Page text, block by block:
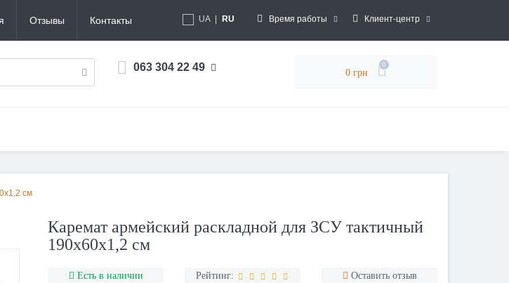
Отзывы Контакты UA RU Время работы Клиент-центр
063 304 22 49 0 грн
0
см
Каремат армейский раскладной для ЗСУ тактичный
190x60x1,2 см
Есть в наличии Рейтинг: Оставить отзыв